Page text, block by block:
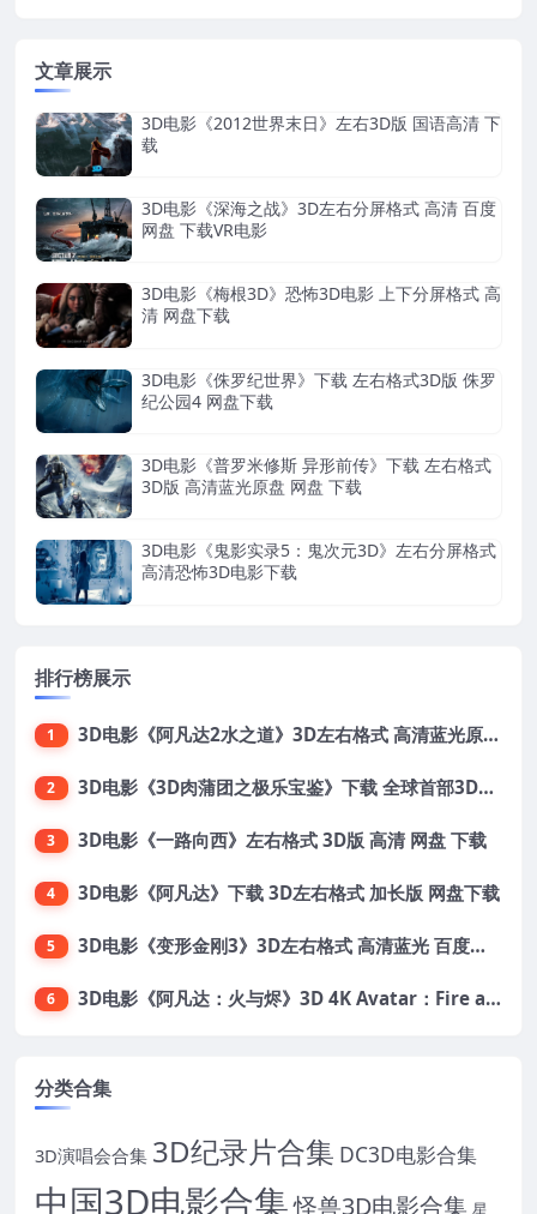
文章展示
3D电影《2012世界末日》左右3D版 国语高清 下
载
3D电影《深海之战》3D左右分屏格式 高清 百度
网盘 下载VR电影
3D电影《梅根3D》恐怖3D电影 上下分屏格式 高
清 网盘下载
3D电影《侏罗纪世界》下载 左右格式3D版 侏罗
纪公园4 网盘下载
3D电影《普罗米修斯 异形前传》下载 左右格式
3D版 高清蓝光原盘 网盘 下载
3D电影《鬼影实录5：鬼次元3D》左右分屏格式
高清恐怖3D电影下载
排行榜展示
1 3D电影《阿凡达2水之道》3D左右格式 高清蓝光原盘 网盘下载 中文配音 4K3DVR电影
2 3D电影《3D肉蒲团之极乐宝鉴》下载 全球首部3D限制级电影 网盘下载
3 3D电影《一路向西》左右格式 3D版 高清 网盘 下载
4 3D电影《阿凡达》下载 3D左右格式 加长版 网盘下载
5 3D电影《变形金刚3》3D左右格式 高清蓝光 百度网盘+迅雷 下载 出屏国配字幕.国英双语
6 3D电影《阿凡达：火与烬》3D 4K Avatar：Fire and Ash 3D 左右格式 高清4K 电影 下载
分类合集
3D演唱会合集 3D纪录片合集 DC3D电影合集
中国3D电影合集怪兽3D电影合集 星